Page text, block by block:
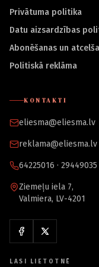
Privātuma politika
Datu aizsardzības
Abonēšanas un
Politiskā reklāma
KONTAKTI
eliesma@eliesma.lv
reklama@eliesma.lv
64225016 · 29449035
Ziemeļu iela 7,
Valmiera, LV-4201
LASI LIETOTNĒ